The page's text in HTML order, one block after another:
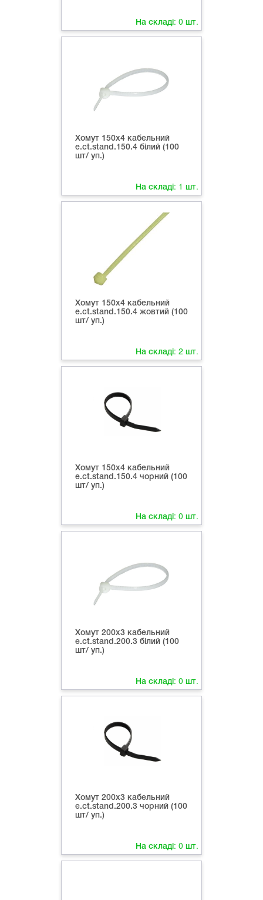
На складі: 0 шт.
Хомут 150х4 кабельний
e.ct.stand.150.4 білий (100
шт/ уп.)
На складі: 1 шт.
Хомут 150х4 кабельний
e.ct.stand.150.4 жовтий (100
шт/ уп.)
На складі: 2 шт.
Хомут 150х4 кабельний
e.ct.stand.150.4 чорний (100
шт/ уп.)
На складі: 0 шт.
Хомут 200х3 кабельний
e.ct.stand.200.3 білий (100
шт/ уп.)
На складі: 0 шт.
Хомут 200х3 кабельний
e.ct.stand.200.3 чорний (100
шт/ уп.)
На складі: 0 шт.